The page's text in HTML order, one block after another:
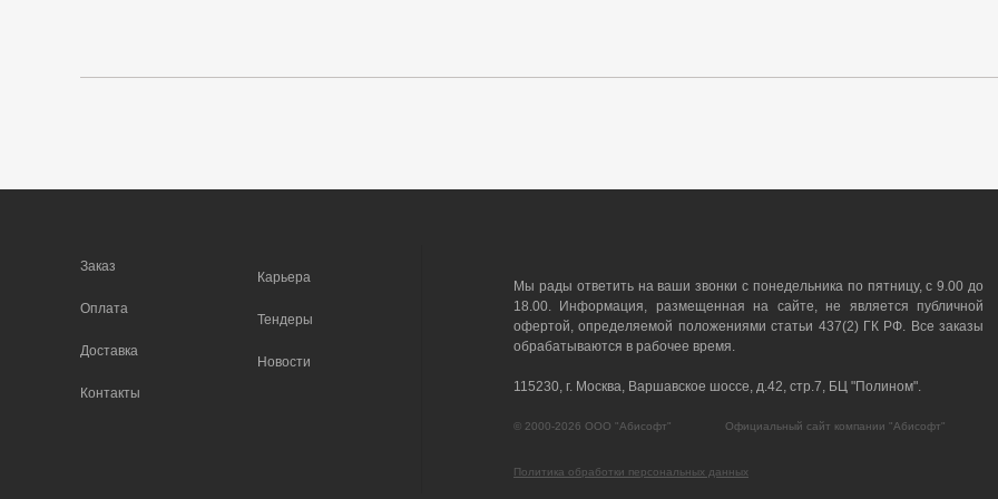
Заказ
Оплата
Доставка
Контакты
Карьера
Тендеры
Новости
Мы рады ответить на ваши звонки с понедельника по пятницу, с 9.00 до
18.00. Информация, размещенная на сайте, не является публичной
офертой, определяемой положениями статьи 437(2) ГК РФ. Все заказы
обрабатываются в рабочее время.
115230, г. Москва, Варшавское шоссе, д.42, стр.7, БЦ "Полином".
© 2000-2026 ООО "Абисофт" Официальный сайт компании "Абисофт"
Политика обработки персональных данных